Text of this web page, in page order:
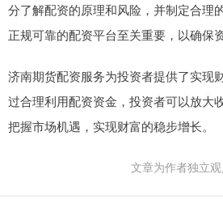
分了解配资的原理和风险，并制定合理
正规可靠的配资平台至关重要，以确保
济南期货配资服务为投资者提供了实现
过合理利用配资资金，投资者可以放大
把握市场机遇，实现财富的稳步增长。
文章为作者独立